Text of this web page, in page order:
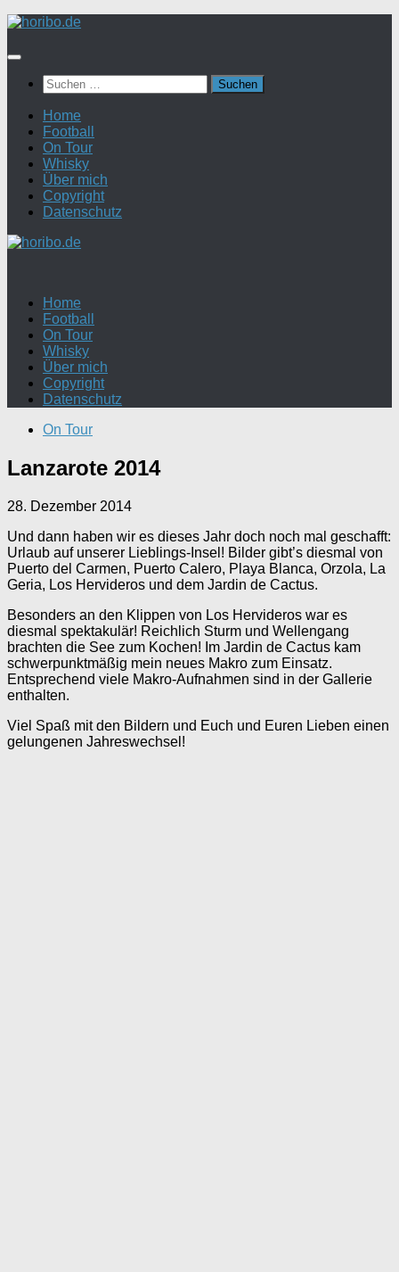
Zum
springen
Suchen
nach:
Home
Football
On Tour
Whisky
Über mich
Copyright
Datenschutz
Home
Football
On Tour
Whisky
Über mich
Copyright
Datenschutz
On Tour
Lanzarote 2014
28. Dezember 2014
Und dann haben wir es dieses Jahr doch noch mal geschafft:
Urlaub auf unserer Lieblings-Insel! Bilder gibt’s diesmal von
Puerto del Carmen, Puerto Calero, Playa Blanca, Orzola, La
Geria, Los Hervideros und dem Jardin de Cactus.
Besonders an den Klippen von Los Hervideros war es
diesmal spektakulär! Reichlich Sturm und Wellengang
brachten die See zum Kochen! Im Jardin de Cactus kam
schwerpunktmäßig mein neues Makro zum Einsatz.
Entsprechend viele Makro-Aufnahmen sind in der Gallerie
enthalten.
Viel Spaß mit den Bildern und Euch und Euren Lieben einen
gelungenen Jahreswechsel!